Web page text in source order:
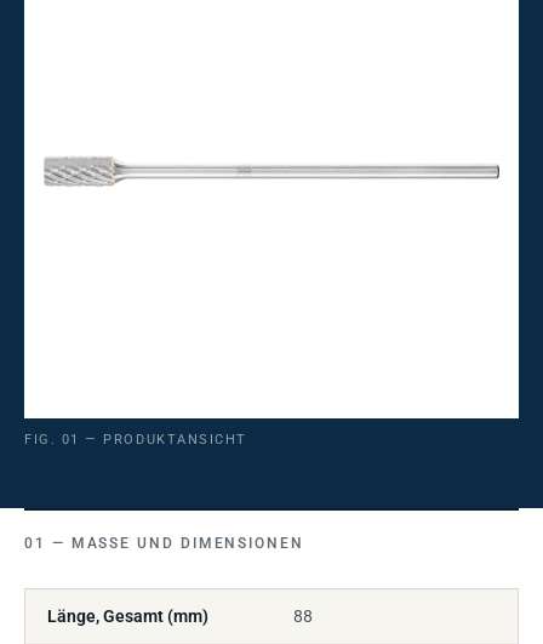
FIG. 01 — PRODUKTANSICHT
MASSE UND DIMENSIONEN
Länge, Gesamt (mm) 88